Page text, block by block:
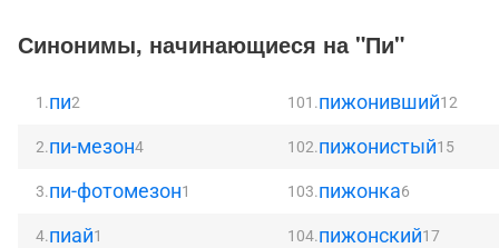
Синонимы, начинающиеся на "Пи"
1.пи2
2.пи-мезон4
3.пи-фотомезон1
4.пиай1
101.пижонивший12
102.пижонистый15
103.пижонка6
104.пижонский17